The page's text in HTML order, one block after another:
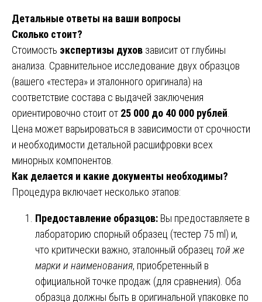
Детальные ответы на ваши вопросы
Сколько стоит?
Стоимость экспертизы духов зависит от глубины
анализа. Сравнительное исследование двух образцов
(вашего «тестера» и эталонного оригинала) на
соответствие состава с выдачей заключения
ориентировочно стоит от 25 000 до 40 000 рублей
Цена может варьироваться в зависимости от срочности
и необходимости детальной расшифровки всех
минорных компонентов.
Как делается и какие документы необходимы?
Процедура включает несколько этапов:
Предоставление образцов: Вы предоставляете в
лабораторию спорный образец (тестер 75 ml) и,
что критически важно, эталонный образец той же
марки и наименования, приобретенный в
официальной точке продаж (для сравнения). Оба
образца должны быть в оригинальной упаковке по